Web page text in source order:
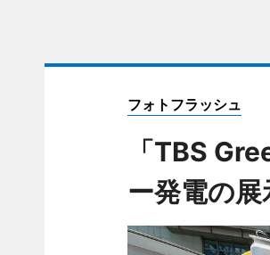
フォトフラッシュ
「TBS
ー発電の展